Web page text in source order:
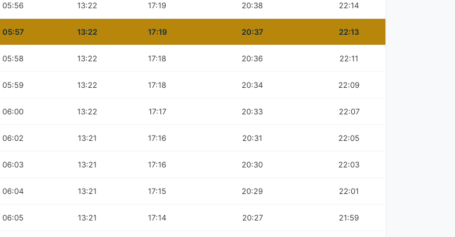
05:56 13:22 17:19 20:38 22:14
05:57 13:22 17:19 20:37 22:13
05:58 13:22 17:18 20:36 22:11
05:59 13:22 17:18 20:34 22:09
06:00 13:22 17:17 20:33 22:07
06:02 13:21 17:16 20:31 22:05
06:03 13:21 17:16 20:30 22:03
06:04 13:21 17:15 20:29 22:01
06:05 13:21 17:14 20:27 21:59